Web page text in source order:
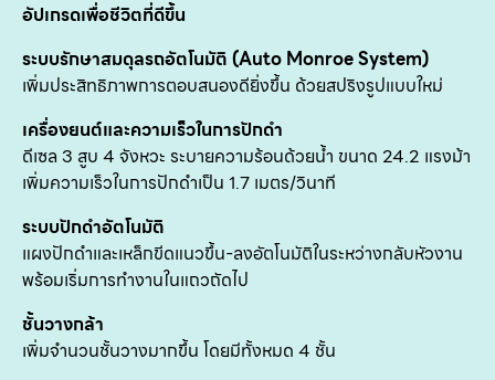
อัปเกรดเพื่อชีวิตที่ดีขึ้น
ระบบรักษาสมดุลรถอัตโนมัติ (Auto Monroe System)
เพิ่มประสิทธิภาพการตอบสนองดียิ่งขึ้น ด้วยสปริงรูปแบบใหม่
เครื่องยนต์และความเร็วในการปักดำ
ดีเซล 3 สูบ 4 จังหวะ ระบายความร้อนด้วยน้ำ ขนาด 24.2 แรงม้า
เพิ่มความเร็วในการปักดำเป็น 1.7 เมตร/วินาที
ระบบปักดำอัตโนมัติ
แผงปักดำและเหล็กขีดแนวขึ้น-ลงอัตโนมัติในระหว่างกลับหัวงาน
พร้อมเริ่มการทำงานในแถวถัดไป
ชั้นวางกล้า
เพิ่มจำนวนชั้นวางมากขึ้น โดยมีทั้งหมด 4 ชั้น